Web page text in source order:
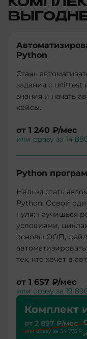
Python
Стань
задания с unittest
знания и начать
кейсы.
от 1 240 ₽/мес
или сразу за 14
Python
Нельзя стать
Python. Освой
нуля: научишься
условиями,
основы ООП,
тех, кто хочет в
от 1 657 ₽/мес
или сразу за 19
Комплект
от 2 897 ₽/мес
или сразу за 34 775 ₽